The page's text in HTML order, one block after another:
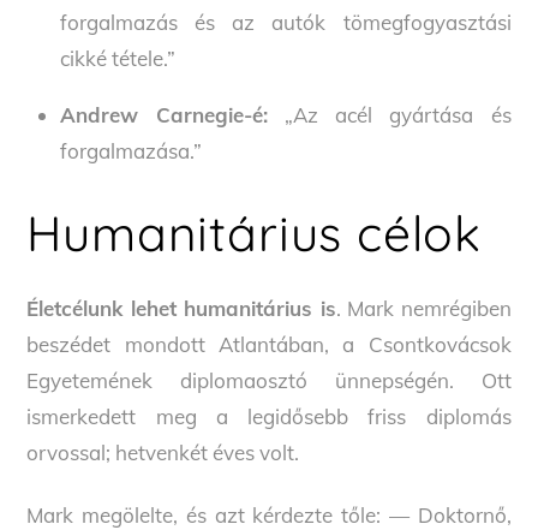
forgalmazás és az autók tömegfogyasztási
cikké tétele.”
Andrew Carnegie-é:„Az acél gyártása és
forgalmazása.”
Humanitárius célok
Életcélunk lehet humanitárius is. Mark nemrégiben
beszédet mondott Atlantában, a Csontkovácsok
Egyetemének diplomaosztó ünnepségén. Ott
ismerkedett meg a legidősebb friss diplomás
orvossal; hetvenkét éves volt.
Mark megölelte, és azt kérdezte tőle: — Doktornő,